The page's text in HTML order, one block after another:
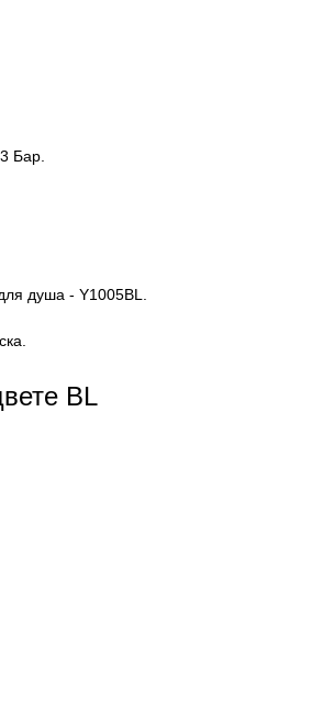
Бар.
душа - Y1005BL.
BL